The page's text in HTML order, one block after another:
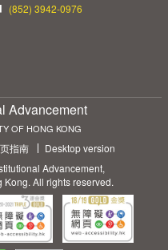
(852) 3942-0976
Advancement
OF HONG KONG
指南
Desktop version
Advancement,
All rights reserved.